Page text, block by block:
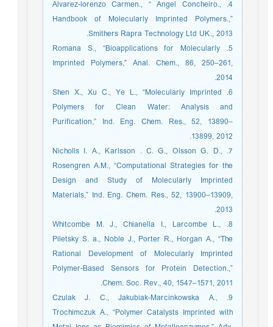
4. Alvarez-lorenzo Carmen., “ Angel Concheiro.,
Handbook of Molecularly Imprinted Polymers.,”
Smithers Rapra Technology Ltd UK., 2013.
5. Romana S., “Bioapplications for Molecularly
Imprinted Polymers,” Anal. Chem., 86, 250–261,
2014.
6. Shen X., Xu C., Ye L., “Molecularly Imprinted
Polymers for Clean Water: Analysis and
Purification,” Ind. Eng. Chem. Res., 52, 13890–
13899, 2012.
7. Nicholls I. A., Karlsson . C. G., Olsson G. D.,
Rosengren A.M., “Computational Strategies for the
Design and Study of Molecularly Imprinted
Materials,” Ind. Eng. Chem. Res., 52, 13900–13909,
2013.
8. Whitcombe M. J., Chianella I., Larcombe L.,
Piletsky S. a., Noble J., Porter R., Horgan A., “The
Rational Development of Molecularly Imprinted
Polymer-Based Sensors for Protein Detection.,”
Chem. Soc. Rev., 40, 1547–1571, 2011.
9. Czulak J. C., Jakubiak-Marcinkowska A.,
Trochimczuk A., “Polymer Catalysts Imprinted with